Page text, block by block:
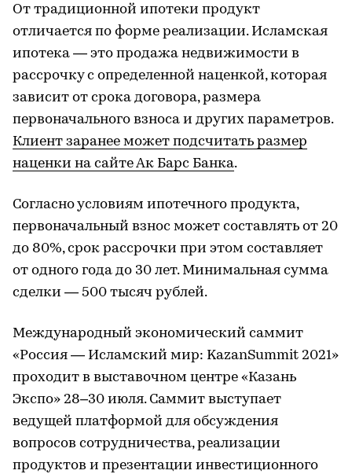
От традиционной ипотеки продукт
отличается по форме реализации. Исламская
ипотека — это продажа недвижимости в
рассрочку с определенной наценкой, которая
зависит от срока договора, размера
первоначального взноса и других параметров.
Клиент заранее может подсчитать размер
наценки на сайте Ак Барс Банка.
Согласно условиям ипотечного продукта,
первоначальный взнос может составлять от 20
до 80%, срок рассрочки при этом составляет
от одного года до 30 лет. Минимальная сумма
сделки — 500 тысяч рублей.
Международный экономический саммит
«Россия — Исламский мир: KazanSummit 2021»
проходит в выставочном центре «Казань
Экспо» 28–30 июля. Саммит выступает
ведущей платформой для обсуждения
вопросов сотрудничества, реализации
продуктов и презентации инвестиционного